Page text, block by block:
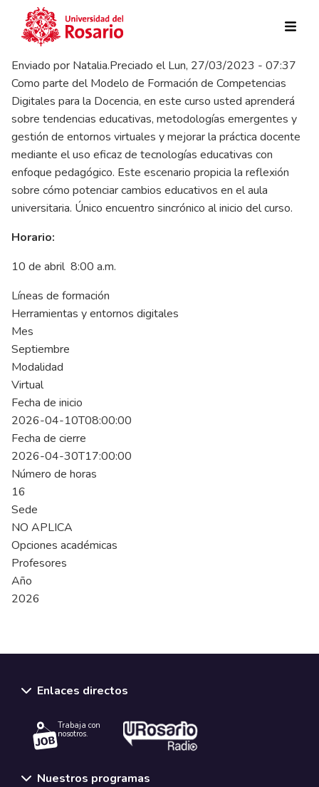
Pasar al contenido principal
Enviado por Natalia.Preciado elLun, 27/03/2023 - 07:37
Como parte del Modelo de Formación de Competencias
Digitales para la Docencia, en este curso usted aprenderá
sobre tendencias educativas, metodologías emergentes y
gestión de entornos virtuales y mejorar la práctica docente
mediante el uso eficaz de tecnologías educativas con
enfoque pedagógico. Este escenario propicia la reflexión
sobre cómo potenciar cambios educativos en el aula
universitaria. Único encuentro sincrónico al inicio del curso.
Horario:
10 de abril 8:00 a.m.
Líneas de formación
Herramientas y entornos digitales
Mes
Septiembre
Modalidad
Virtual
Fecha de inicio
2026-04-10T08:00:00
Fecha de cierre
2026-04-30T17:00:00
Número de horas
16
Sede
NO APLICA
Opciones académicas
Profesores
Año
2026
Enlaces directos
Trabaja con
nosotros.
Nuestros programas